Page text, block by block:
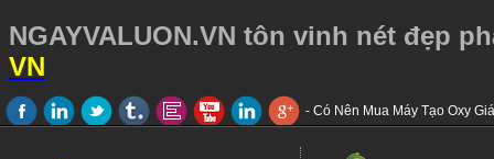
NGAYVALUON.VN tôn vinh nét đẹp
VN
- Có Nên Mua Máy Tạo Oxy